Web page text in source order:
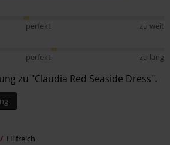
perfekt
zu weit
perfekt zu lang
zu "Claudia Red Seaside Dress".
Hilfreich